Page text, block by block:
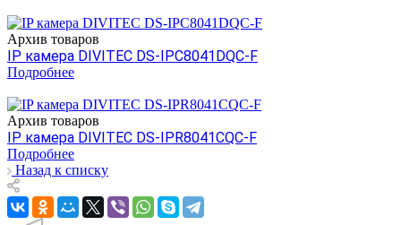
Архив товаров
IP камера DIVITEC DS-IPC8041DQC-F
Подробнее
Архив товаров
IP камера DIVITEC DS-IPR8041CQC-F
Подробнее
Назад к списку